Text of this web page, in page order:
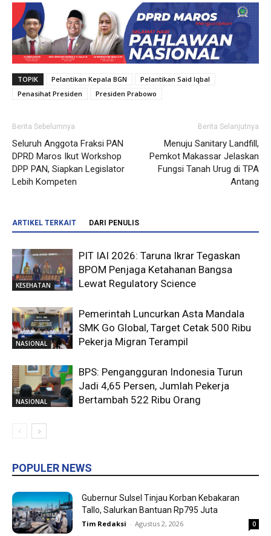
TOPIK Pelantikan Kepala BGN
Pelantikan Said Iqbal
Penasihat Presiden
Presiden Prabowo
Berita Sebelumnya
Seluruh Anggota Fraksi PAN
DPRD Maros Ikut Workshop
DPP PAN, Siapkan Legislator
Lebih Kompeten
Berita Selanjutnya
Menuju Sanitary Landfill,
Pemkot Makassar Jelaskan
Fungsi Tanah Urug di TPA
Antang
ARTIKEL TERKAIT DARI PENULIS
KESEHATAN
PIT IAI 2026: Taruna Ikrar Tegaskan
BPOM Penjaga Ketahanan Bangsa
Lewat Regulatory Science
NASIONAL
Pemerintah Luncurkan Asta Mandala
SMK Go Global, Target Cetak 500 Ribu
Pekerja Migran Terampil
NASIONAL
BPS: Pengangguran Indonesia Turun
Jadi 4,65 Persen, Jumlah Pekerja
Bertambah 522 Ribu Orang
POPULER NEWS
Gubernur Sulsel Tinjau Korban Kebakaran
Tallo, Salurkan Bantuan Rp795 Juta
Tim Redaksi - Agustus 2, 2026 0